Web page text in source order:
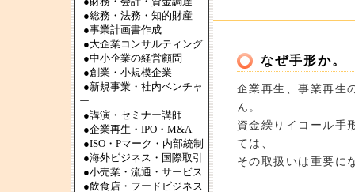
●総務・法務・知的財産
●事業計画書作成
●大企業コンサルティング
●中小企業の経営顧問
●創業・小規模企業
●新規事業・社内ベンチャ
ー
●講演・セミナー講師
●企業再生・IPO・M&A
●ISO・Pマーク・内部統制
●海外ビジネス・国際取引
●小売業・流通・サービス
●飲食店・フードビジネス
なぜ手形か。
企業再生、事業再生
ん。
資金繰りイコール手
ては、
その取扱いは重要に